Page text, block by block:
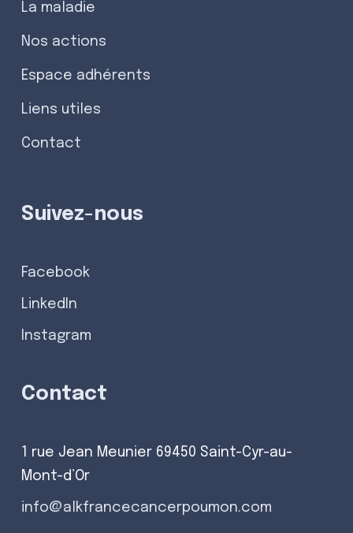
La maladie
Nos actions
Espace adhérents
Liens utiles
Contact
Suivez-nous
Facebook
LinkedIn
Instagram
Contact
1 rue Jean Meunier 69450 Saint-Cyr-au-
Mont-d’Or
info@alkfrancecancerpoumon.com